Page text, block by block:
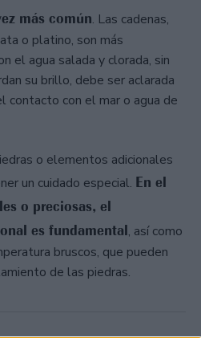
más común. Las cadenas,
o platino, son más
el agua salada y clorada, sin
su brillo, debe ser aclarada
contacto con el mar o agua de
o elementos adicionales
un cuidado especial. En el
o preciosas, el
es fundamental, así como
bruscos, que pueden
de las piedras.